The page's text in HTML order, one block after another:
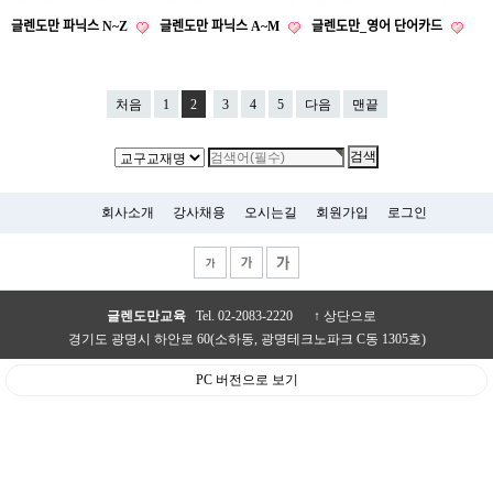
글렌도만 파닉스 N~Z 글렌도만 파닉스 A~M 글렌도만_영어 단어카드
처음 1 2 3 4 5 다음 맨끝
회사소개 강사채용 오시는길 회원가입 로그인
글렌도만교육Tel. 02-2083-2220
↑ 상단으로
경기도 광명시 하안로 60(소하동, 광명테크노파크 C동 1305호)
PC 버전으로 보기